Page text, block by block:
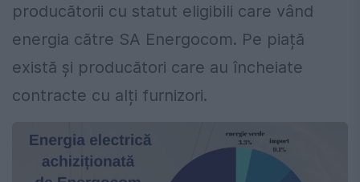
producătorii cu statut eligibili care vând
energia către SA Energocom. Pe piață
există și producători care au încheiate
contracte cu alți furnizori.